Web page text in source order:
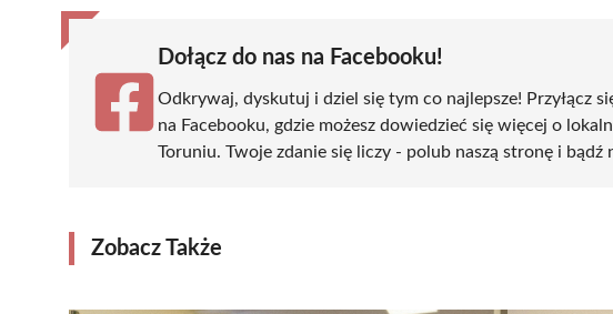
Dołącz do nas na Facebooku!
Odkrywaj, dyskutuj i dziel się tym co najlepsze! Przyłącz
na Facebooku, gdzie możesz dowiedzieć się więcej o
Toruniu. Twoje zdanie się liczy - polub naszą stronę i bądź
Zobacz Także